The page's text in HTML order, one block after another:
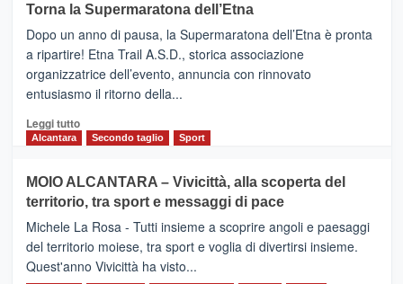
BROOKS
SuperMaratona
dell’Etna,
presentata
l’edizione
2026
Torna la Supermaratona dell’Etna
Dopo un anno di pausa, la Supermaratona dell’Etna è pronta
a ripartire! Etna Trail A.S.D., storica associazione
organizzatrice dell’evento, annuncia con rinnovato
entusiasmo il ritorno della...
Leggi tuttoLeggi
Torna
la
Supermaratona
dell’Etna
Alcantara Secondo taglio Sport
MOIO ALCANTARA – Vivicittà, alla scoperta del
territorio, tra sport e messaggi di pace
Michele La Rosa - Tutti insieme a scoprire angoli e paesaggi
del territorio moiese, tra sport e voglia di divertirsi insieme.
Quest'anno Vivicittà ha visto...